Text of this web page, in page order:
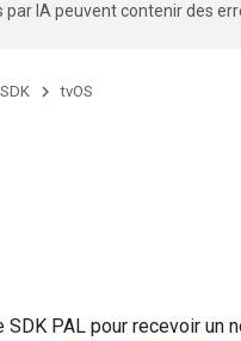
IA peuvent contenir des
tvOS
PAL pour recevoir un